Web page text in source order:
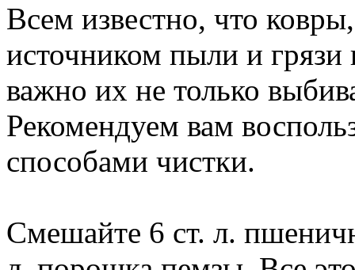
Всем известно, что
источником пыли и грязи
важно их не только
Рекомендуем вам
способами чистки.
Смешайте 6 ст. л.